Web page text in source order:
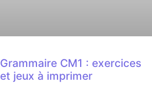
Grammaire CM1 : exercices
et jeux à imprimer